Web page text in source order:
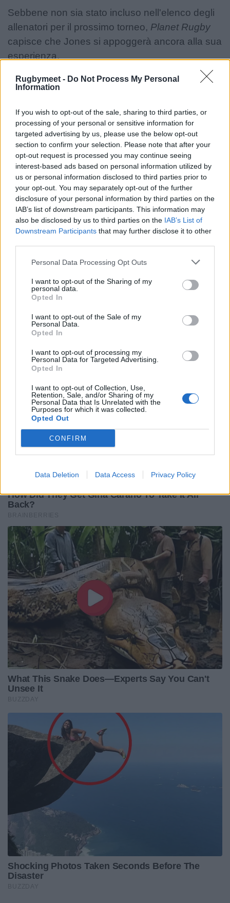
Rugbymeet - Do Not Process My Personal
Information
If you wish to opt-out of the sale, sharing to third parties, or
processing of your personal or sensitive information for
targeted advertising by us, please use the below opt-out
section to confirm your selection. Please note that after your
opt-out request is processed you may continue seeing
interest-based ads based on personal information utilized by
us or personal information disclosed to third parties prior to
your opt-out. You may separately opt-out of the further
disclosure of your personal information by third parties on the
IAB’s list of downstream participants. This information may
also be disclosed by us to third parties on the IAB’s List of
Downstream Participants that may further disclose it to other
Personal Data Processing Opt Outs
I want to opt-out of the Sharing of my
personal data.
Opted In
I want to opt-out of the Sale of my
Personal Data.
Opted In
I want to opt-out of processing my
Personal Data for Targeted Advertising.
Opted In
I want to opt-out of Collection, Use,
Retention, Sale, and/or Sharing of my
Personal Data that Is Unrelated with the
Purposes for which it was collected.
Opted Out
CONFIRM
Data Deletion Data Access Privacy Policy
Sebbene non sia stato incluso nell'elenco degli
allenatori per il prossimo torneo, Planet Rugby
capisce che Jones si appoggerà ancora alla sua
esperienza.
Matfield sarà in campo con la squadra
giapponese per due settimane all'anno
proprio come il suo contratto dell'anno scorso,
continuerà a fornire feedback e analisi quando
necessario.